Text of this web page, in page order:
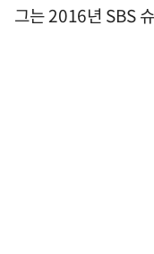
그는 2016년 SBS